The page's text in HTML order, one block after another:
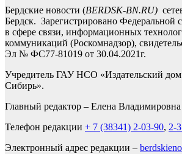
Бердские новости (BERDSK-BN.RU)
Бердск. Зарегистрировано Федеральной
в сфере связи, информационных
коммуникаций (Роскомнадзор),
Эл № ФС77-81019 от 30.04.2021г.
Учредитель ГАУ НСО «Издательский дом
Сибирь».
Главный редактор – Елена
Телефон редакции + 7 (38341) 2-03-90, 2-
Электронный адрес редакции –